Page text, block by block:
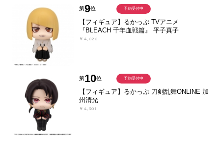
第9位
【フィギュア】るかっぷ TVアニメ
『BLEACH 千年血戦篇』 平子真子
￥4,020
予約受付中
第10位
【フィギュア】るかっぷ 刀剣乱舞ONLINE 加
州清光
￥4,301
予約受付中